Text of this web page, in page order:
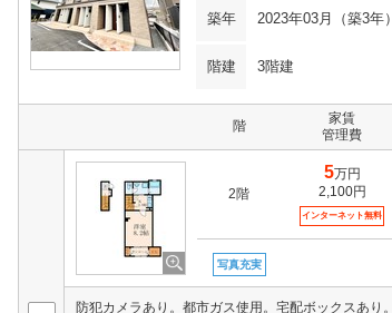
築年
2023年03月（築3年）
階建 3階建
階
家賃
管理費
2階
5万円
2,100円
インターネット無料
写真充実